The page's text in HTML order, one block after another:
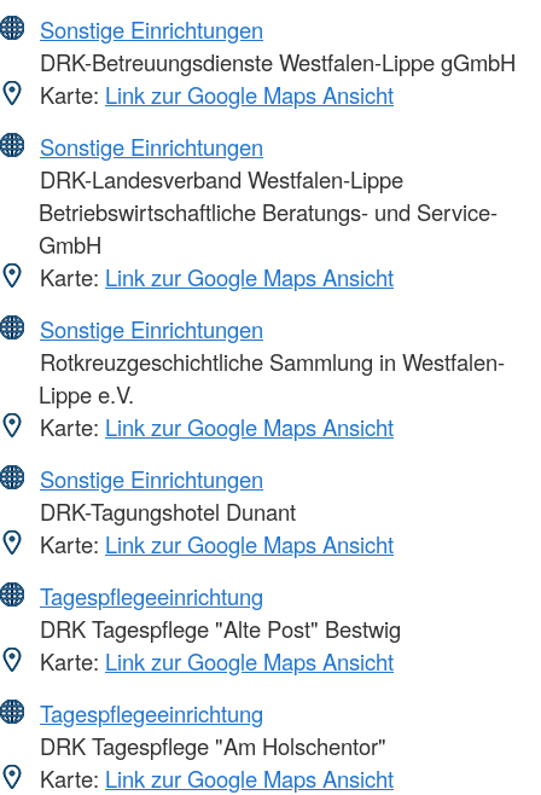
Sonstige Einrichtungen
DRK-Betreuungsdienste Westfalen-Lippe gGmbH
Karte: Link zur Google Maps Ansicht
Sonstige Einrichtungen
DRK-Landesverband Westfalen-Lippe
Betriebswirtschaftliche Beratungs- und Service-
GmbH
Karte: Link zur Google Maps Ansicht
Sonstige Einrichtungen
Rotkreuzgeschichtliche Sammlung in Westfalen-
Lippe e.V.
Karte: Link zur Google Maps Ansicht
Sonstige Einrichtungen
DRK-Tagungshotel Dunant
Karte: Link zur Google Maps Ansicht
Tagespflegeeinrichtung
DRK Tagespflege "Alte Post" Bestwig
Karte: Link zur Google Maps Ansicht
Tagespflegeeinrichtung
DRK Tagespflege "Am Holschentor"
Karte: Link zur Google Maps Ansicht